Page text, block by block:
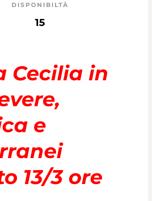
DISPONIBILTÀ
15
Cecilia in
e
13/3 ore